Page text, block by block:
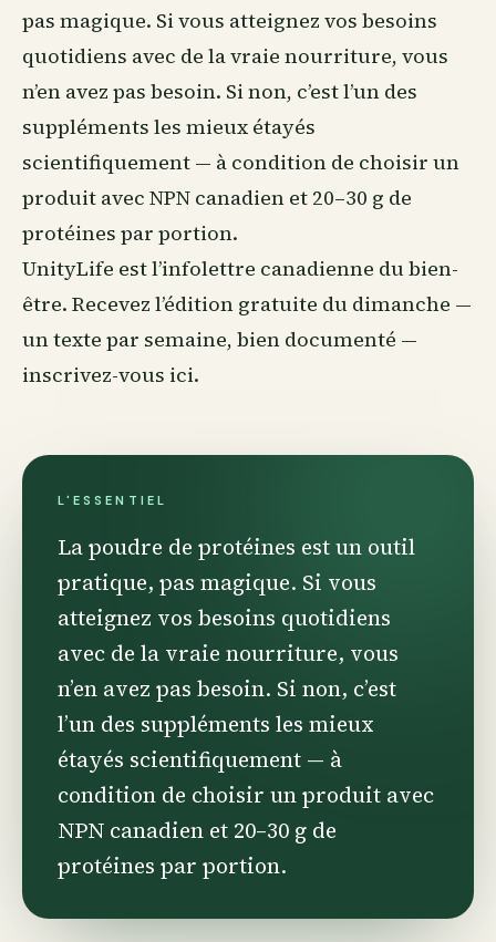
pas magique. Si vous atteignez vos besoins
quotidiens avec de la vraie nourriture, vous
n’en avez pas besoin. Si non, c’est l’un des
suppléments les mieux étayés
scientifiquement — à condition de choisir un
produit avec NPN canadien et 20–30 g de
protéines par portion.
UnityLife est l’infolettre canadienne dubien-
être. Recevez l’édition gratuite du dimanche —
un texte par semaine, bien documenté —
inscrivez-vous ici.
L'ESSENTIEL
La poudre de protéines est un outil
pratique, pas magique. Si vous
atteignez vos besoins quotidiens
avec de la vraie nourriture, vous
n’en avez pas besoin. Si non, c’est
l’un des suppléments les mieux
étayés scientifiquement — à
condition de choisir un produit avec
NPN canadien et 20–30 g de
protéines par portion.